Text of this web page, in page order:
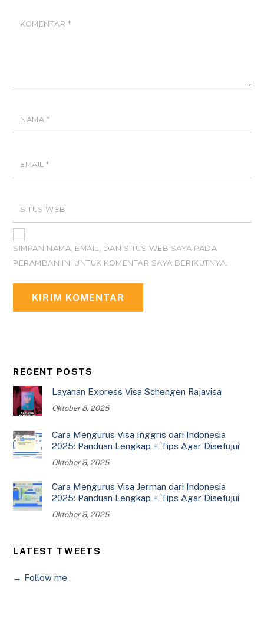
KOMENTAR*
NAMA *
EMAIL*
SITUS WEB
SIMPAN NAMA, EMAIL, DAN SITUS WEB SAYA PADA
PERAMBAN INI UNTUK KOMENTAR SAYA BERIKUTNYA.
RECENT POSTS
Layanan Express Visa Schengen Rajavisa
Oktober 8, 2025
Cara Mengurus Visa Inggris dari Indonesia
2025: Panduan Lengkap + Tips Agar Disetujui
Oktober 8, 2025
Cara Mengurus Visa Jerman dari Indonesia
2025: Panduan Lengkap + Tips Agar Disetujui
Oktober 8, 2025
LATEST TWEETS
→ Follow me